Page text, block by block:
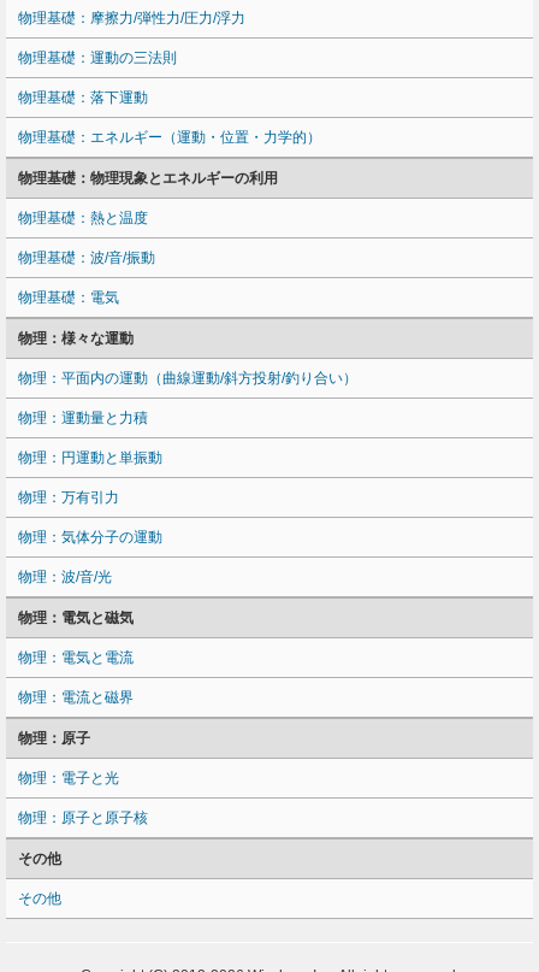
物理基礎：摩擦力/弾性力/圧力/浮力
物理基礎：運動の三法則
物理基礎：落下運動
物理基礎：エネルギー（運動・位置・力学的）
物理基礎：物理現象とエネルギーの利用
物理基礎：熱と温度
物理基礎：波/音/振動
物理基礎：電気
物理：様々な運動
物理：平面内の運動（曲線運動/斜方投射/釣り合い）
物理：運動量と力積
物理：円運動と単振動
物理：万有引力
物理：気体分子の運動
物理：波/音/光
物理：電気と磁気
物理：電気と電流
物理：電流と磁界
物理：原子
物理：電子と光
物理：原子と原子核
その他
その他